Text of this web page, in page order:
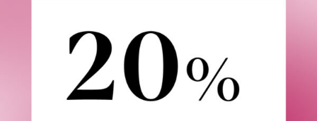
BORNTOSTANDOUT
DARK & DRUNK DISCOVERY
KIT 8 X 2 ML
795KR
PACIFIC ROCK MOSS EDP
FRA
2 VARIANTER